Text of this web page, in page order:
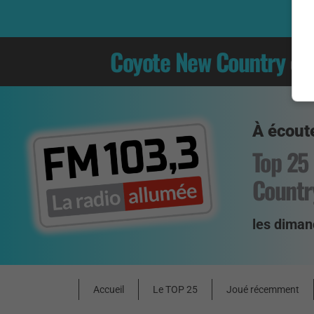
Coyote New Country
À
Top
les
Accueil Le TOP 25 Joué récemment